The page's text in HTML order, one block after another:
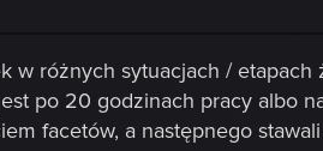
w różnych sytuacjach /
po 20 godzinach pracy albo
facetów, a następnego